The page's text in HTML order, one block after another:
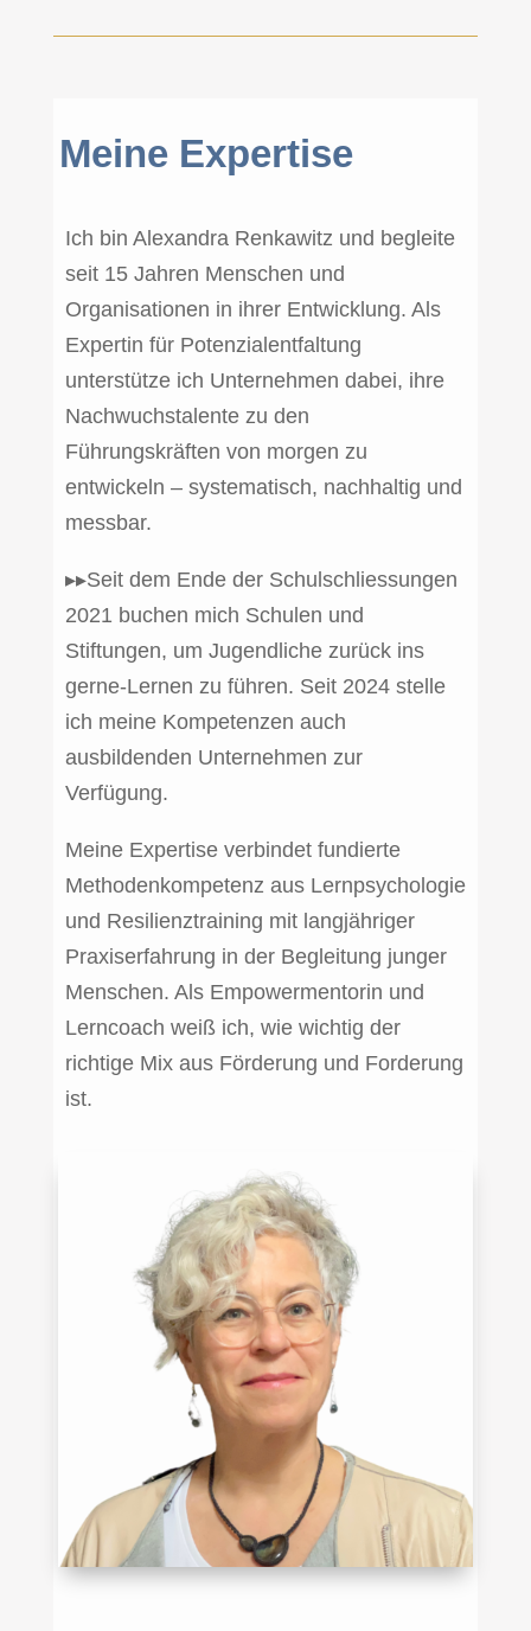
Meine Expertise
Ich bin Alexandra Renkawitz und begleite
seit 15 Jahren Menschen und
Organisationen in ihrer Entwicklung. Als
Expertin für Potenzialentfaltung
unterstütze ich Unternehmen dabei, ihre
Nachwuchstalente zu den
Führungskräften von morgen zu
entwickeln – systematisch, nachhaltig und
messbar.
▸▸Seit dem Ende der Schulschliessungen
2021 buchen mich Schulen und
Stiftungen, um Jugendliche zurück ins
gerne-Lernen zu führen. Seit 2024 stelle
ich meine Kompetenzen auch
ausbildenden Unternehmen zur
Verfügung.
Meine Expertise verbindet fundierte
Methodenkompetenz aus Lernpsychologie
und Resilienztraining mit langjähriger
Praxiserfahrung in der Begleitung junger
Menschen. Als Empowermentorin und
Lerncoach weiß ich, wie wichtig der
richtige Mix aus Förderung und Forderung
ist.